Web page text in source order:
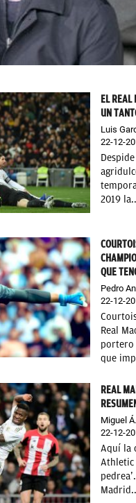
EL REAL
UN
Luis
22-12-
2019
QUE
Pedro
22-12-
Real
portero
que
REAL
Miguel
22-12-
Aquí la
Athletic